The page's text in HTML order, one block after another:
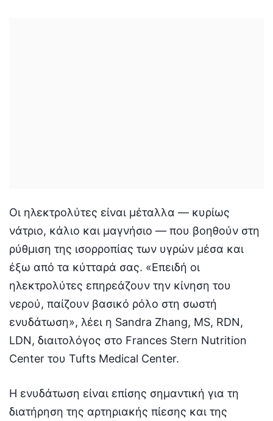
Οι ηλεκτρολύτες είναι μέταλλα — κυρίως
νάτριο, κάλιο και μαγνήσιο — που βοηθούν στη
ρύθμιση της ισορροπίας των υγρών μέσα και
έξω από τα κύτταρά σας. «Επειδή οι
ηλεκτρολύτες επηρεάζουν την κίνηση του
νερού, παίζουν βασικό ρόλο στη σωστή
ενυδάτωση», λέει η Sandra Zhang, MS, RDN,
LDN, διαιτολόγος στο Frances Stern Nutrition
Center του Tufts Medical Center.
Η ενυδάτωση είναι επίσης σημαντική για τη
διατήρηση της αρτηριακής πίεσης και της